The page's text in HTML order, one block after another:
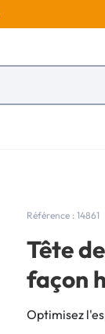
Référence : 14861
Tête
façon
Optimisez